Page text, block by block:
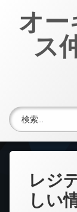
オー
ス
レジ
しい